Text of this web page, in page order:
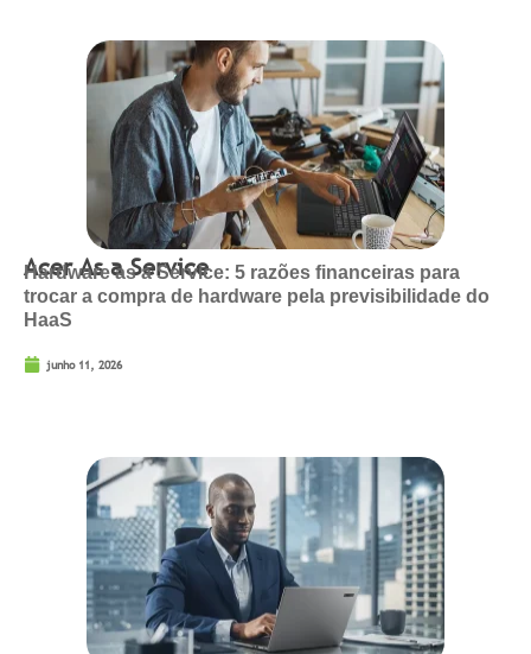
Acer As a Service
Hardware as a Service: 5 razões financeiras para
trocar a compra de hardware pela previsibilidade do
HaaS
junho 11, 2026